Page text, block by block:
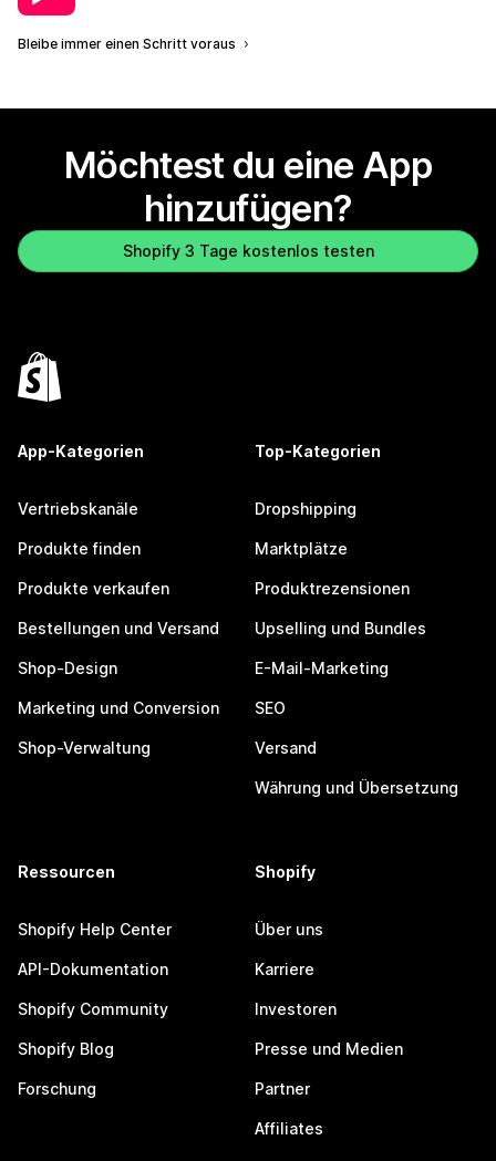
Bleibe immer einen Schritt voraus
Möchtest du eine App
hinzufügen?
Shopify 3 Tage kostenlos testen
App-Kategorien
Vertriebskanäle
Produkte finden
Produkte verkaufen
Bestellungen und Versand
Shop-Design
Marketing und Conversion
Shop-Verwaltung
Top-Kategorien
Dropshipping
Marktplätze
Produktrezensionen
Upselling und Bundles
E-Mail-Marketing
SEO
Versand
Währung und Übersetzung
Ressourcen
Shopify Help Center
API-Dokumentation
Shopify Community
Shopify Blog
Forschung
Shopify
Über uns
Karriere
Investoren
Presse und Medien
Partner
Affiliates